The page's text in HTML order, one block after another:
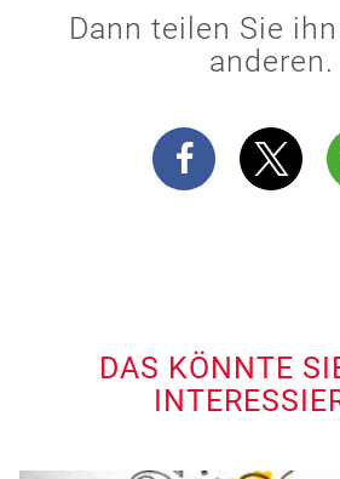
Dann teilen Sie
anderen.
DAS KÖNNTE